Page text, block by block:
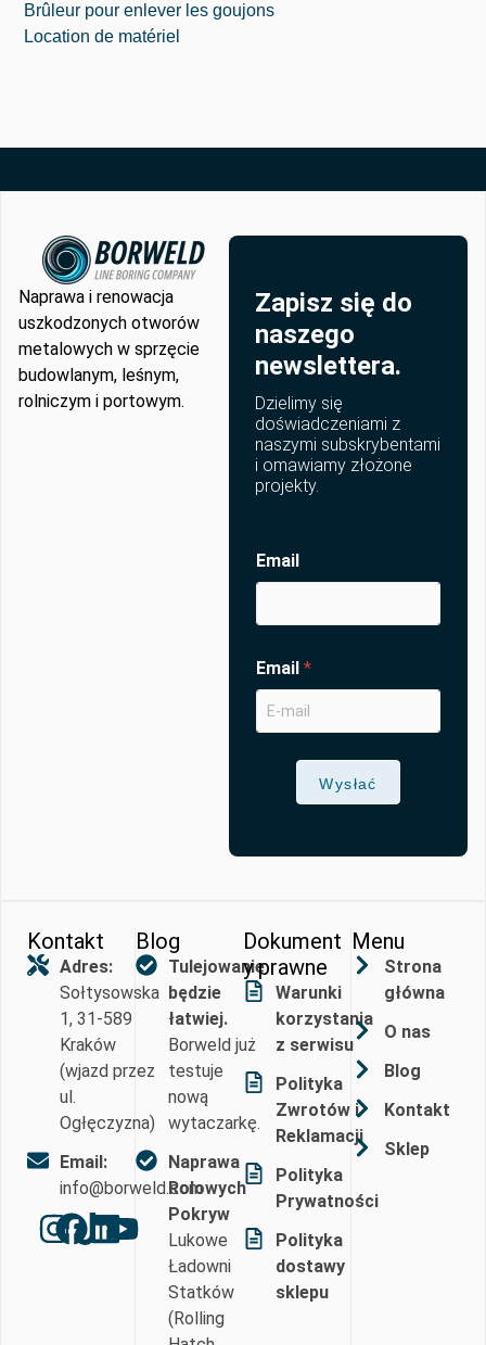
Brûleur pour enlever les goujons
Location de matériel
Naprawa i renowacja
uszkodzonych otworów
metalowych w sprzęcie
budowlanym, leśnym,
rolniczym i portowym.
Zapisz się do
naszego
newslettera.
Dzielimy się
doświadczeniami z
naszymi subskrybentami
i omawiamy złożone
projekty.
Email
Email*
Wysłać
Kontakt
Adres:
Sołtysowska
1, 31-589
Kraków
(wjazd przez
ul.
Ogłęczyzna)
Email:
info@borweld.com
Blog
Tulejowanie
będzie
łatwiej.
Borweld już
testuje
nową
wytaczarkę.
Naprawa
Rolowych
Pokryw
Lukowe
Ładowni
Statków
(Rolling
Dokument
y prawne
Warunki
korzystania
z serwisu
Polityka
Zwrotów i
Reklamacji
Polityka
Prywatności
Polityka
dostawy
sklepu
Menu
Strona
główna
O nas
Blog
Kontakt
Sklep